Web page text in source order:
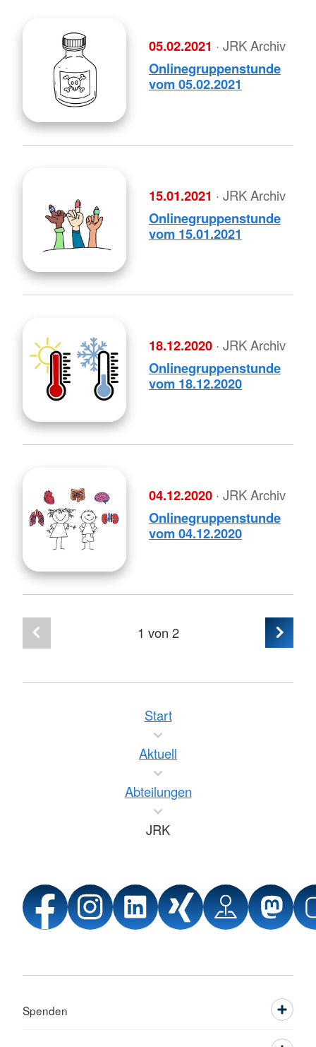
05.02.2021 · JRK Archiv
Onlinegruppenstunde
vom 05.02.2021
15.01.2021 · JRK Archiv
Onlinegruppenstunde
vom 15.01.2021
18.12.2020 · JRK Archiv
Onlinegruppenstunde
vom 18.12.2020
04.12.2020 · JRK Archiv
Onlinegruppenstunde
vom 04.12.2020
1 von 2
Start
Aktuell
Abteilungen
JRK
Spenden